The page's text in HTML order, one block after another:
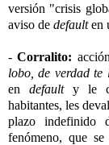
versión "crisis
aviso de defaulten
-Corralito:
lobo, de verdad
en defaulty le
habitantes, les
plazo indefinido
fenómeno, que